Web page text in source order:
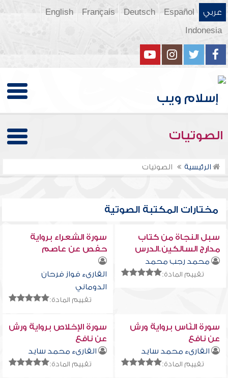
عربي Español
Deutsch
Français
English
Indonesia
الصوتيات
الرئيسية الصوتيات
مختارات المكتبة الصوتية
سبل النجاة من كتاب
مدارج السالكين.الدرس
الخامس عشر
محمد رجب محمد
تقييم المادة:
سورة الشعراء برواية
حفص عن عاصم
القارىء فواز فرحان
الدوماني
تقييم المادة:
سورة النّاس برواية ورش
عن نافع
القارىء محمد سايد
تقييم المادة:
سورة الإخلاص برواية ورش
عن نافع
القارىء محمد سايد
تقييم المادة: